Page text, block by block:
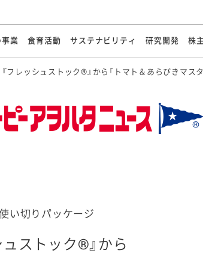
基本方針 キユーピーの約束 会社
事業
海外
食育活動
食育活動の歩み マヨ
オープンキッチン（工場見学） マヨ
サステナビリティ
サステナビリティマネジメント 資源
人権の尊重 ガ
開示方針
研究開発
研究開発ビジョン 研究開発体制
株
経営情報 業績・財務
ディスクロージャーポリシー 電子公告
業務用商品
い切りパッケージ
ストック®』から
フレッシュストック®』から「トマト＆あらびきマス